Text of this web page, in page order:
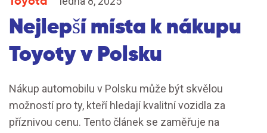
Nejlepší místa k nákupu
Toyoty v Polsku
Nákup automobilu v Polsku může být skvělou
možností pro ty, kteří hledají kvalitní vozidla za
příznivou cenu. Tento článek se zaměřuje na